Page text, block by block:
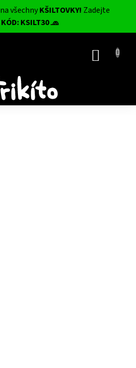
na všechnyKŠILTOVKY! Zadejte
KÓD: KSILT30 🧢